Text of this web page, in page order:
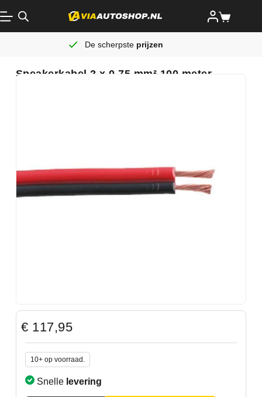
De scherpste prijzen
Speakerkabel 2 x 0.75 mm² 100 meter
€ 117,95
10+ op voorraad.
Snelle levering